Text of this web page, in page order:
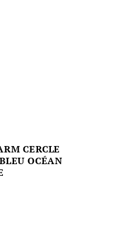
CERCLE
OCÉAN